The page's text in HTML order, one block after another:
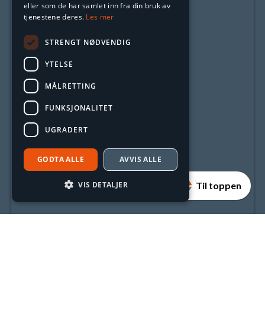
Til toppen
eller som de har samlet inn fra din bruk av
tjenestene deres. Les mer
STRENGT NØDVENDIG
YTELSE
MÅLRETTING
FUNKSJONALITET
UGRADERT
GODTA ALLE AVVIS ALLE
VIS DETALJER